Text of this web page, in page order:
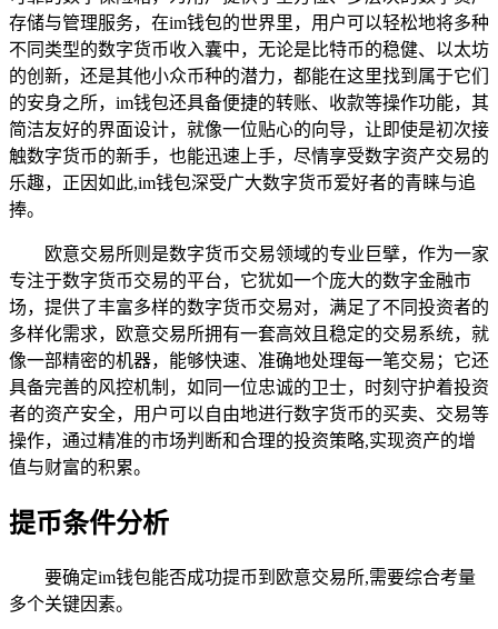
存储与管理服务，在im钱包的世界里，用户可以轻松地将多种
不同类型的数字货币收入囊中，无论是比特币的稳健、以太坊
的创新，还是其他小众币种的潜力，都能在这里找到属于它们
的安身之所，im钱包还具备便捷的转账、收款等操作功能，其
简洁友好的界面设计，就像一位贴心的向导，让即使是初次接
触数字货币的新手，也能迅速上手，尽情享受数字资产交易的
乐趣，正因如此,im钱包深受广大数字货币爱好者的青睐与追
捧。
欧意交易所则是数字货币交易领域的专业巨擘，作为一家
专注于数字货币交易的平台，它犹如一个庞大的数字金融市
场，提供了丰富多样的数字货币交易对，满足了不同投资者的
多样化需求，欧意交易所拥有一套高效且稳定的交易系统，就
像一部精密的机器，能够快速、准确地处理每一笔交易；它还
具备完善的风控机制，如同一位忠诚的卫士，时刻守护着投资
者的资产安全，用户可以自由地进行数字货币的买卖、交易等
操作，通过精准的市场判断和合理的投资策略,实现资产的增
值与财富的积累。
提币条件分析
要确定im钱包能否成功提币到欧意交易所,需要综合考量
多个关键因素。